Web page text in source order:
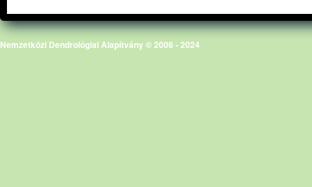
Nemzetközi Dendrológiai Alapítvány © 2006 - 2024